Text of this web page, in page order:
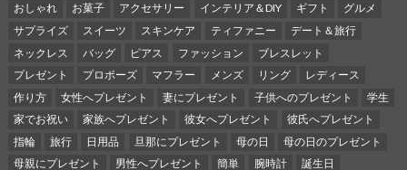
おしゃれ お菓子 アクセサリー インテリア＆DIY ギフト
グルメ
サプライズ
スイーツ スキンケア ティファニー
デート＆旅行
ネックレス
バッグ ピアス ファッション
ブレスレット
プレゼント
プロポーズ マフラー メンズ リング
レディース
作り方
女性へプレゼント 妻にプレゼント 子供へのプレゼント
学生
家でお祝い
家族へプレゼント 彼女へプレゼント
彼氏へプレゼント
指輪
旅行 日用品 旦那にプレゼント 母の日
母の日のプレゼント
母親にプレゼント
男性へプレゼント 簡単 腕時計
誕生日